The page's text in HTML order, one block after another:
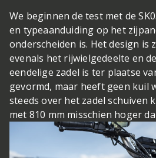
We beginnen de test met de
en typeaanduiding op het
onderscheiden is. Het design is
evenals het rijwielgedeelte en
eendelige zadel is ter plaatse
gevormd, maar heeft geen kuil
steeds over het zadel schuiven
met 810 mm misschien hoger